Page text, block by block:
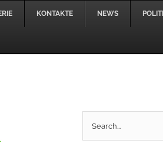
KONTAKTE NEWS
for: